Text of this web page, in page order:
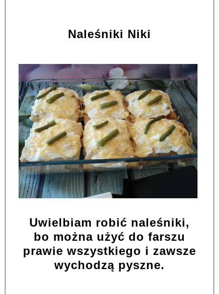
Naleśniki Niki
Uwielbiam robić naleśniki,
bo można użyć do farszu
prawie wszystkiego i zawsze
wychodzą pyszne.